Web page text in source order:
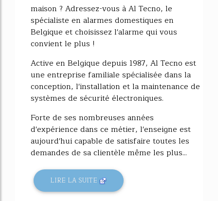
maison ? Adressez-vous à Al Tecno, le
spécialiste en alarmes domestiques en
Belgique et choisissez l'alarme qui vous
convient le plus !
Active en Belgique depuis 1987, Al Tecno est
une entreprise familiale spécialisée dans la
conception, l'installation et la maintenance de
systèmes de sécurité électroniques.
Forte de ses nombreuses années
d'expérience dans ce métier, l'enseigne est
aujourd'hui capable de satisfaire toutes les
demandes de sa clientèle même les plus...
LIRE LA SUITE